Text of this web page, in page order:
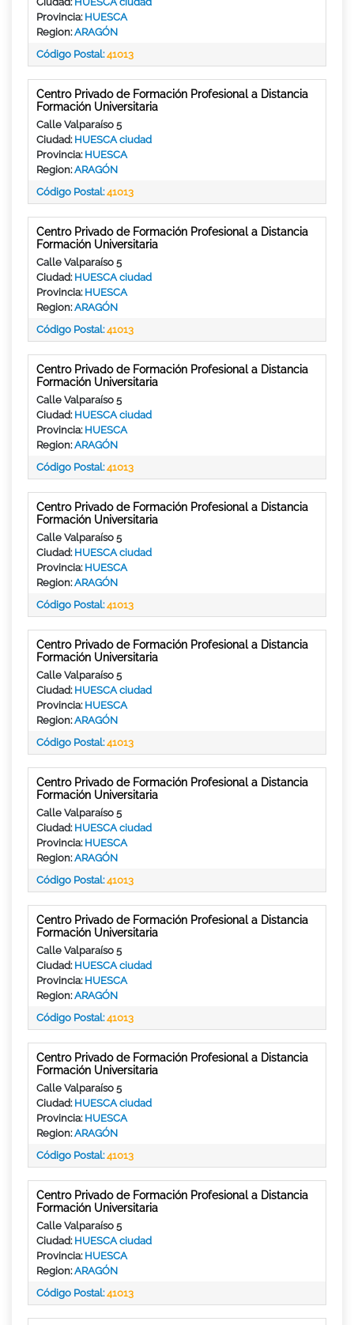
Provincia: HUESCA
Region:ARAGÓN
Código Postal:41013
Centro Privado de Formación Profesional a Distancia
Formación Universitaria
Calle Valparaíso 5
Ciudad: HUESCA ciudad
Provincia: HUESCA
Region:ARAGÓN
Código Postal:41013
Centro Privado de Formación Profesional a Distancia
Formación Universitaria
Calle Valparaíso 5
Ciudad: HUESCA ciudad
Provincia: HUESCA
Region:ARAGÓN
Código Postal:41013
Centro Privado de Formación Profesional a Distancia
Formación Universitaria
Calle Valparaíso 5
Ciudad: HUESCA ciudad
Provincia: HUESCA
Region:ARAGÓN
Código Postal:41013
Centro Privado de Formación Profesional a Distancia
Formación Universitaria
Calle Valparaíso 5
Ciudad: HUESCA ciudad
Provincia: HUESCA
Region:ARAGÓN
Código Postal:41013
Centro Privado de Formación Profesional a Distancia
Formación Universitaria
Calle Valparaíso 5
Ciudad: HUESCA ciudad
Provincia: HUESCA
Region:ARAGÓN
Código Postal:41013
Centro Privado de Formación Profesional a Distancia
Formación Universitaria
Calle Valparaíso 5
Ciudad: HUESCA ciudad
Provincia: HUESCA
Region:ARAGÓN
Código Postal:41013
Centro Privado de Formación Profesional a Distancia
Formación Universitaria
Calle Valparaíso 5
Ciudad: HUESCA ciudad
Provincia: HUESCA
Region:ARAGÓN
Código Postal:41013
Centro Privado de Formación Profesional a Distancia
Formación Universitaria
Calle Valparaíso 5
Ciudad: HUESCA ciudad
Provincia: HUESCA
Region:ARAGÓN
Código Postal:41013
Centro Privado de Formación Profesional a Distancia
Formación Universitaria
Calle Valparaíso 5
Ciudad: HUESCA ciudad
Provincia: HUESCA
Region:ARAGÓN
Código Postal:41013